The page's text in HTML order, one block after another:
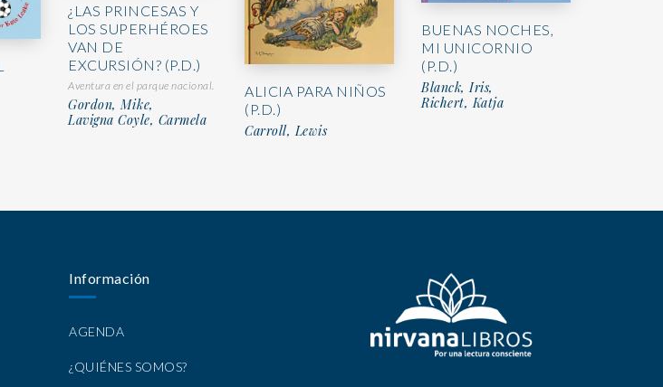
¿LAS PRINCESAS Y
LOS SUPERHÉROES
VAN DE
EXCURSIÓN? (P.D.)
Aventura en el parque nacional.
Gordon, Mike,
Lavigna Coyle, Carmela
ALICIA PARA NIÑOS
(P.D.)
Carroll, Lewis
BUENAS NOCHES,
MI UNICORNIO
(P.D.)
Blanck, Iris,
Richert, Katja
Información
AGENDA
¿QUIÉNES SOMOS?